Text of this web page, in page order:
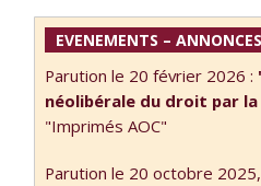
Cette rencontre
annuelle est tout
à fait …
EVENEMENTS – ANNONCES
Parution le 20 février 2026 :
néolibérale du droit par la
"Imprimés AOC"
Parution le 20 octobre 2025,